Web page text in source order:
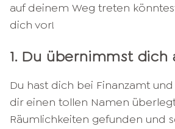
auf deinem Weg treten
dich vor!
1. Du übernimmst dich
Du hast dich bei Finanzamt
dir einen tollen Namen
Räumlichkeiten gefunden und